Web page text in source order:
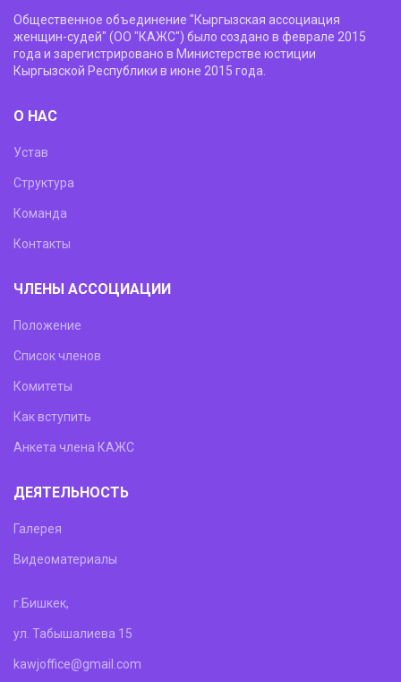
Общественное объединение "Кыргызская ассоциация
женщин-судей" (ОО "КАЖС") было создано в феврале 2015
года и зарегистрировано в Министерстве юстиции
Кыргызской Республики в июне 2015 года.
О НАС
Устав
Структура
Команда
Контакты
ЧЛЕНЫ АССОЦИАЦИИ
Положение
Список членов
Комитеты
Как вступить
Анкета члена КАЖС
ДЕЯТЕЛЬНОСТЬ
Галерея
Видеоматериалы
г.Бишкек,
ул. Табышалиева 15
kawjoffice@gmail.com